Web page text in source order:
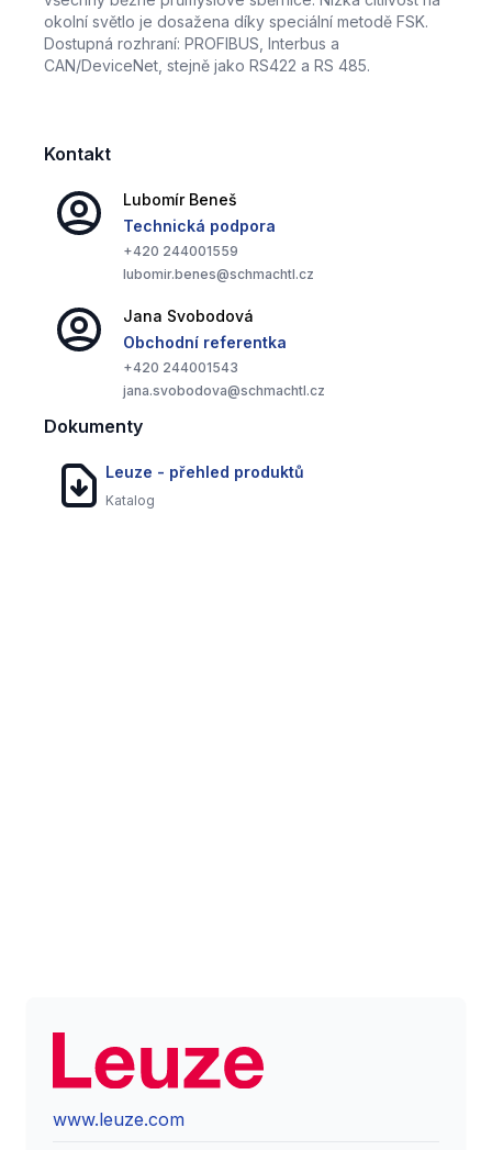
okolní světlo je dosažena díky speciální metodě FSK.
Dostupná rozhraní: PROFIBUS, Interbus a
CAN/DeviceNet, stejně jako RS422 a RS 485.
Kontakt
Lubomír Beneš
Technická podpora
+420 244001559
lubomir.benes@schmachtl.cz
Jana Svobodová
Obchodní referentka
+420 244001543
jana.svobodova@schmachtl.cz
Dokumenty
Leuze - přehled produktů
Katalog
www.leuze.com